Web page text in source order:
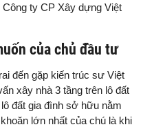
ty CP Xây dựng Việt
của chủ đầu tư
đến gặp kiến trúc sư Việt
xây nhà 3 tầng trên lô đất
đất gia đình sở hữu nằm
lớn nhất của chú là khi